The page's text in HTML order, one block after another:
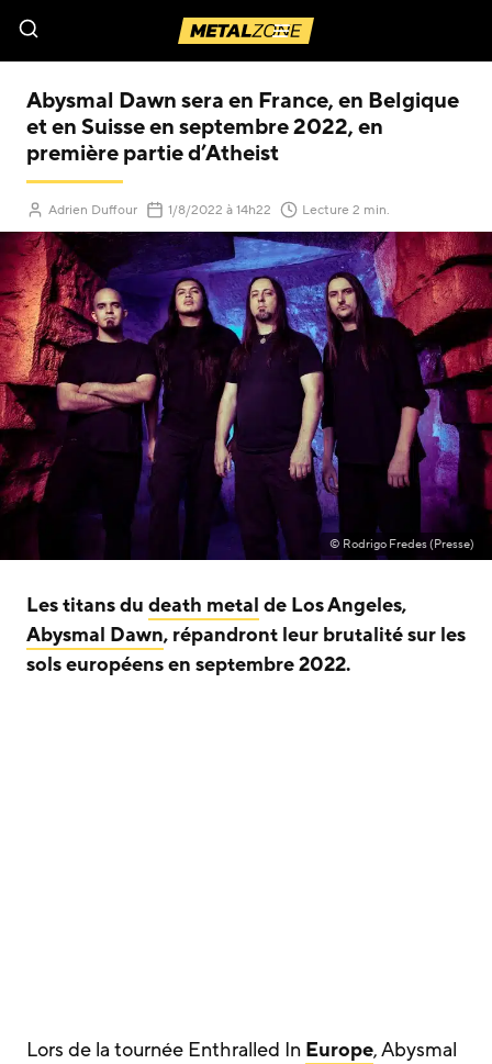
Menu
Abysmal Dawn sera en France, en Belgique
et en Suisse en septembre 2022, en
première partie d’Atheist
Adrien Duffour 1/8/2022 (Mis à jour le)
à 14h22 Lecture 2 min.
© Rodrigo Fredes (Presse)
Les titans du death metal de Los Angeles,
Abysmal Dawn, répandront leur brutalité sur les
sols européens en septembre 2022.
Lors de la tournée Enthralled In Europe, Abysmal